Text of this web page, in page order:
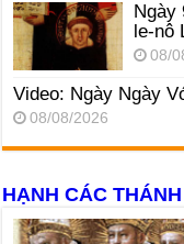
Ngày
le-nô
08/
Video: Ngày Ngày
08/08/2026
HẠNH CÁC THÁNH